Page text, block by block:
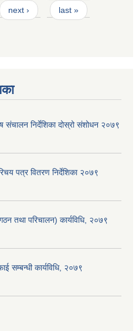
next › last »
संचालन निर्देशिका दोस्रो संशोधन २०७९
पत्र वितरण निर्देशिका २०७९
तथा परिचालन) कार्यविधि, २०७९
सम्बन्धी कार्यविधि, २०७९